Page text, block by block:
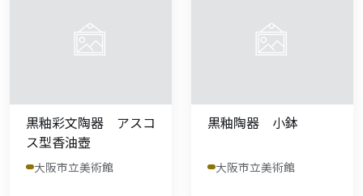
黒釉彩文陶器 アスコ
ス型香油壺
大阪市立美術館
黒釉陶器 小鉢
大阪市立美術館